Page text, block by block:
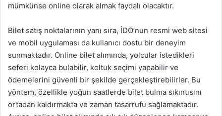
mümkünse online olarak almak faydalı olacaktır.
Bilet satış noktalarının yanı sıra, İDO’nun resmi web sitesi
ve mobil uygulaması da kullanıcı dostu bir deneyim
sunmaktadır. Online bilet alımında, yolcular istedikleri
seferi kolayca bulabilir, koltuk seçimi yapabilir ve
ödemelerini güvenli bir şekilde gerçekleştirebilirler. Bu
yöntem, özellikle yoğun saatlerde bilet bulma sıkıntısını
ortadan kaldırmakta ve zaman tasarrufu sağlamaktadır.